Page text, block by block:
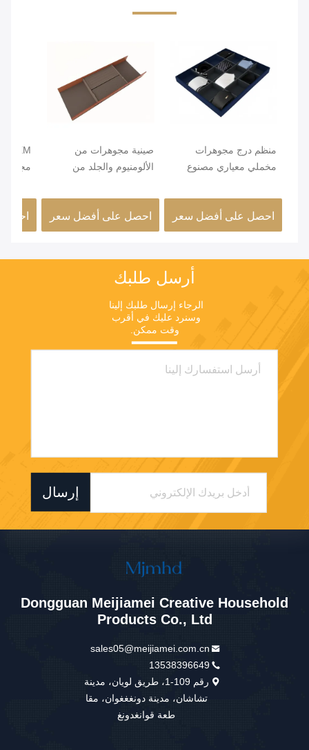
منظم درج مجوهرات
مخملي معياري مصنوع
احصل على أفضل سعر
صينية مجوهرات من
الألومنيوم والجلد من
قابلة للتكديس للأدراج،
مصنوعة يدويًا
احصل على أفضل سعر
أرسل طلبك
وقت ممكن.
إرسال
Dongguan Meijiamei Creative Household
Products Co., Ltd
sales05@meijiamei.com.cn
13538396649
رقم 109-1، طريق لويان، مدينة
تشاشان، مدينة دونغغغوان، مقا
طعة قوانغدونغ